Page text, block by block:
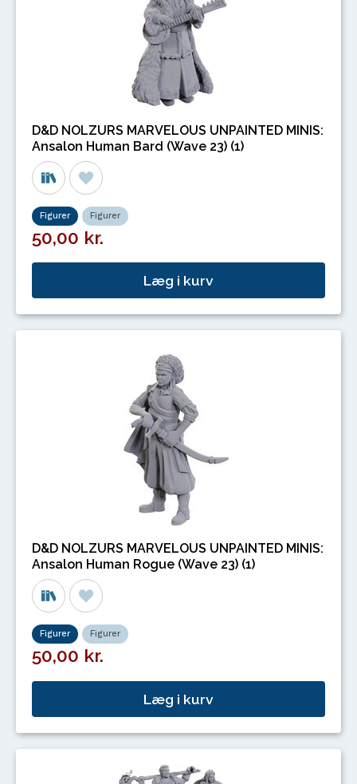
D&D NOLZURS MARVELOUS UNPAINTED MINIS:
Ansalon Human Bard (Wave 23) (1)
Figurer Figurer
50,00 kr.
Læg i kurv
D&D NOLZURS MARVELOUS UNPAINTED MINIS:
Ansalon Human Rogue (Wave 23) (1)
Figurer Figurer
50,00 kr.
Læg i kurv